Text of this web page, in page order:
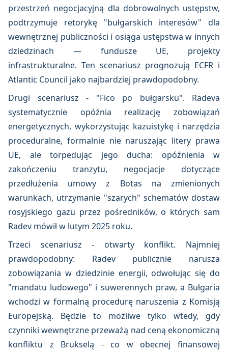
przestrzeń negocjacyjną dla dobrowolnych ustępstw,
podtrzymuje retorykę "bułgarskich interesów" dla
wewnętrznej publiczności i osiąga ustępstwa w innych
dziedzinach — fundusze UE, projekty
infrastrukturalne. Ten scenariusz prognozują ECFR i
Atlantic Council jako najbardziej prawdopodobny.
Drugi scenariusz - "Fico po bułgarsku". Radeva
systematycznie opóźnia realizację zobowiązań
energetycznych, wykorzystując kazuistykę i narzędzia
proceduralne, formalnie nie naruszając litery prawa
UE, ale torpedując jego ducha: opóźnienia w
zakończeniu tranzytu, negocjacje dotyczące
przedłużenia umowy z Botas na zmienionych
warunkach, utrzymanie "szarych" schematów dostaw
rosyjskiego gazu przez pośredników, o których sam
Radev mówił w lutym 2025 roku.
Trzeci scenariusz - otwarty konflikt. Najmniej
prawdopodobny: Radev publicznie narusza
zobowiązania w dziedzinie energii, odwołując się do
"mandatu ludowego" i suwerennych praw, a Bułgaria
wchodzi w formalną procedurę naruszenia z Komisją
Europejską. Będzie to możliwe tylko wtedy, gdy
czynniki wewnętrzne przeważą nad ceną ekonomiczną
konfliktu z Brukselą - co w obecnej finansowej